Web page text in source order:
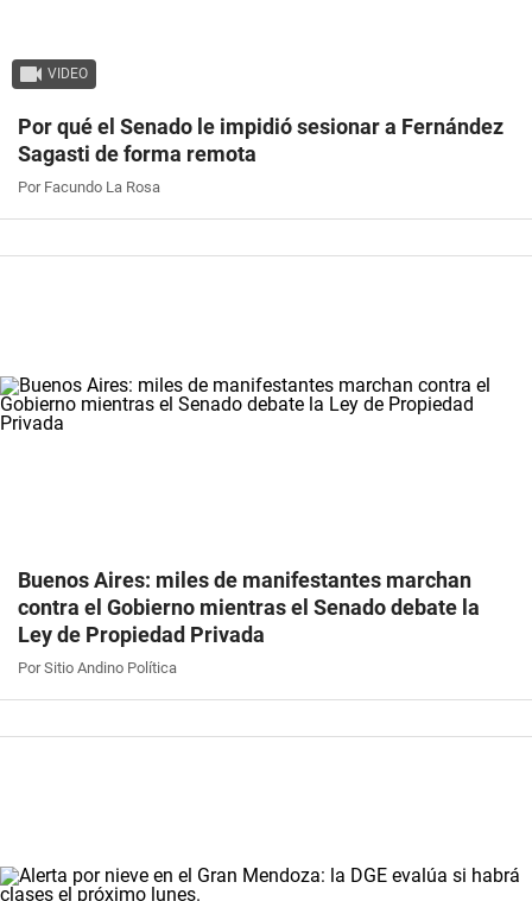
VIDEO
Por qué el Senado le impidió sesionar a Fernández
Sagasti de forma remota
Por Facundo La Rosa
Buenos Aires: miles de manifestantes marchan
contra el Gobierno mientras el Senado debate la
Ley de Propiedad Privada
Por Sitio Andino Política